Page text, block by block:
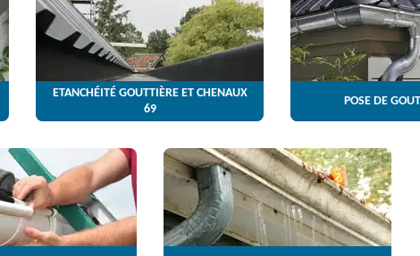
ETANCHÉITÉ GOUTTIÈRE ET CHENAUX
69
POSE DE